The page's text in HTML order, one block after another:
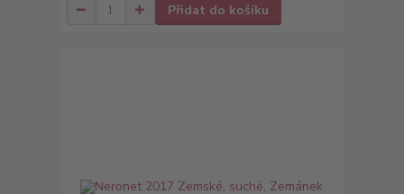
Přidat do košíku